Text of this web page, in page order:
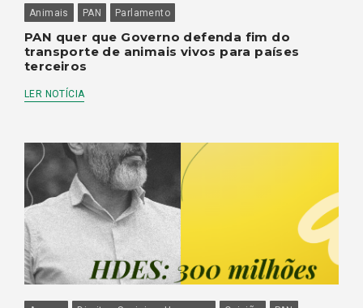
Animais PAN Parlamento
PAN quer que Governo defenda fim do
transporte de animais vivos para países
terceiros
LER NOTÍCIA